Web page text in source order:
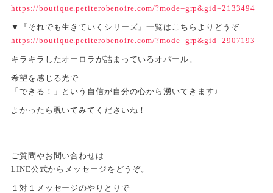
https://boutique.petiterobenoire.com/?mode=grp&gid=2133494
▼『それでも生きていくシリーズ』一覧はこちらよりどうぞ
https://boutique.petiterobenoire.com/?mode=grp&gid=2907193
キラキラしたオーロラが詰まっているオパール。
希望を感じる光で
「できる！」という自信が自分の心から湧いてきます♩
よかったら覗いてみてくださいね！
—————————————————-
ご質問やお問い合わせは
LINE公式からメッセージをどうぞ。
１対１メッセージのやりとりで